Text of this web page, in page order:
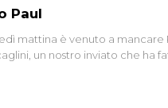
Paul
mattina è venuto a mancare
un nostro inviato che ha